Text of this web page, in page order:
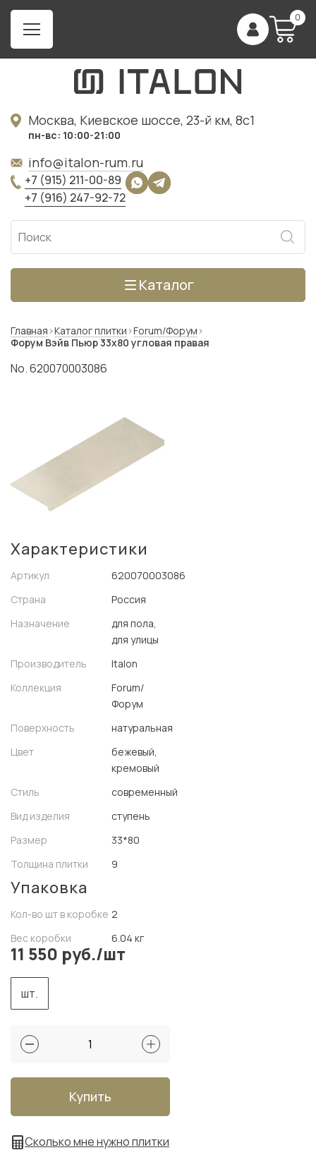
0
Москва, Киевское шоссе, 23-й км, 8с1
пн-вс: 10:00-21:00
info@italon-rum.ru
+7 (915) 211-00-89
+7 (916) 247-92-72
Каталог
Главная Каталог плитки Forum/Форум
Форум Вэйв Пьюр 33x80 угловая правая
No. 620070003086
Характеристики
Артикул
620070003086
Страна
Россия
Назначение
для пола,
для улицы
Производитель
Italon
Коллекция
Forum/
Форум
Поверхность
натуральная
Цвет
бежевый,
кремовый
Стиль
современный
Вид изделия
ступень
Размер
33*80
Толщина плитки
9
Упаковка
Кол-во шт в коробке 2
Вес коробки
6.04 кг
11 550 руб./шт
шт.
Купить
Сколько мне нужно плитки